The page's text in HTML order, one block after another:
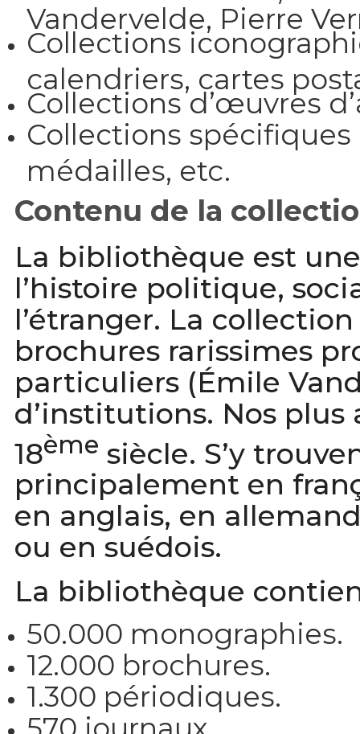
Vandervelde, Pierre
Collections
calendriers, cartes
Collections d’œuvres
Collections
médailles, etc.
Contenu de la
La bibliothèque est
l’histoire politique,
l’étranger. La
brochures rarissimes
particuliers (Émile
d’institutions. Nos
18ème siècle. S’y
principalement en
en anglais, en
ou en suédois.
La bibliothèque
50.000 monographies.
12.000 brochures.
1.300 périodiques.